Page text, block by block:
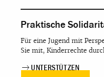
Praktische
Für eine Jugend mit
Sie mit, Kinderrechte
UNTERSTÜTZEN